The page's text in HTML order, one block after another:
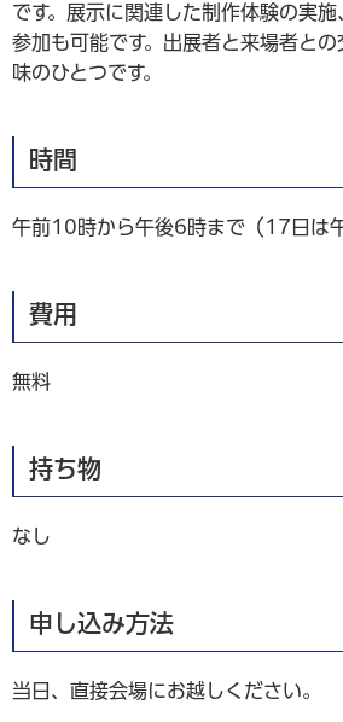
です。展示に関連した制作体験の実
参加も可能です。出展者と来場者と
味のひとつです。
時間
午前10時から午後6時まで（17日は
費用
無料
持ち物
なし
申し込み方法
当日、直接会場にお越しください。